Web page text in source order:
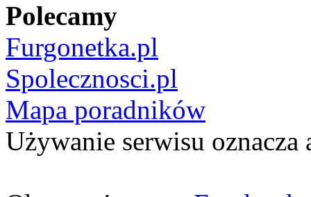
Polecamy
Furgonetka.pl
Spolecznosci.pl
Mapa poradników
Używanie serwisu oznacza